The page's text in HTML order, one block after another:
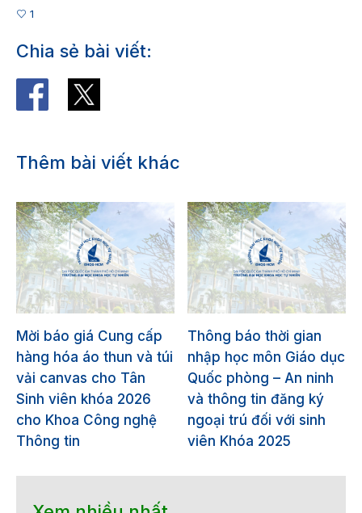
1
Chia sẻ bài viết:
Thêm bài viết khác
Mời báo giá Cung cấp
hàng hóa áo thun và túi
vải canvas cho Tân
Sinh viên khóa 2026
cho Khoa Công nghệ
Thông tin
Thông báo thời gian
nhập học môn Giáo dục
Quốc phòng – An ninh
và thông tin đăng ký
ngoại trú đối với sinh
viên Khóa 2025